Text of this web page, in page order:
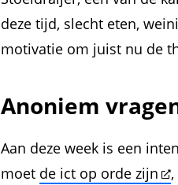
deze tijd, slecht eten,
motivatie om juist nu de
Anoniem
Aan deze week is een
moet de ict op orde zijn